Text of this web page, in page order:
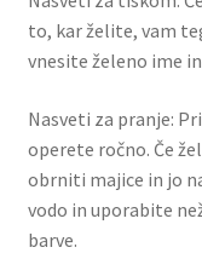
to, kar želite, vam
vnesite želeno ime
Nasveti za pranje:
operete ročno. Če
obrniti majice in jo
vodo in uporabite
barve.